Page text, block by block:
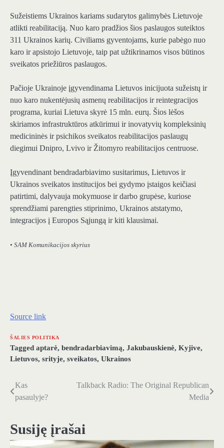
Sužeistiems Ukrainos kariams sudarytos galimybės Lietuvoje
atlikti reabilitaciją. Nuo karo pradžios šios paslaugos suteiktos
311 Ukrainos karių. Civiliams gyventojams, kurie pabėgo nuo
karo ir apsistojo Lietuvoje, taip pat užtikrinamos visos būtinos
sveikatos priežiūros paslaugos.
Pačioje Ukrainoje įgyvendinama Lietuvos inicijuota sužeistų ir
nuo karo nukentėjusių asmenų reabilitacijos ir reintegracijos
programa, kuriai Lietuva skyrė 15 mln. eurų. Šios lėšos
skiriamos infrastruktūros atkūrimui ir inovatyvių kompleksinių
medicininės ir psichikos sveikatos reabilitacijos paslaugų
diegimui Dnipro, Lvivo ir Žitomyro reabilitacijos centruose.
Įgyvendinant bendradarbiavimo susitarimus, Lietuvos ir
Ukrainos sveikatos institucijos bei gydymo įstaigos keičiasi
patirtimi, dalyvauja mokymuose ir darbo grupėse, kuriose
sprendžiami parengties stiprinimo, Ukrainos atstatymo,
integracijos į Europos Sąjungą ir kiti klausimai.
• SAM Komunikacijos skyrius
Source link
ŠALIES POLITIKA
Tagged aptarė, bendradarbiavimą, Jakubauskienė, Kyjive,
Lietuvos, srityje, sveikatos, Ukrainos
Navigacija
įrašų
Kas
pasaulyje?
Talkback Radio: The Original Republican
Media
Susiję įrašai